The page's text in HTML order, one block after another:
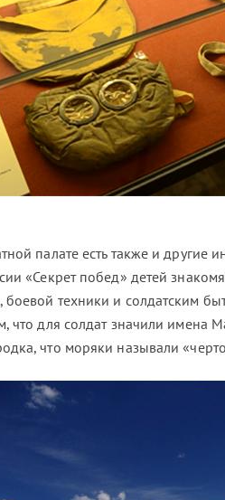
палате есть также и другие
«Секрет побед» детей
техники и солдатским
что для солдат значили имена
что моряки называли